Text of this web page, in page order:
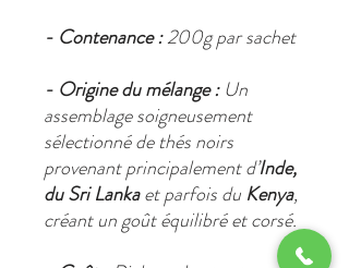
- Contenance :200g par sachet
- Origine du mélange :Un
assemblage soigneusement
sélectionné de thés noirs
provenant principalement d’Inde,
du Sri Lankaet parfois du Kenya,
créant un goût équilibré et corsé.